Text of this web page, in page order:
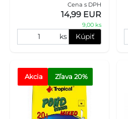
Vyvážené zloženie je
zárukou kvalitnej plne
Cena s DPH
14,99 EUR
9,00 ks
ks Kúpiť
Akcia Zľava 20%